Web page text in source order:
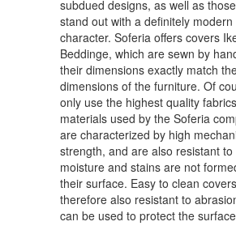
SPORT
ELEKTRONIKA, RTV,
ART. DLA
OGRÓD, ROŚLINY
CHEMIA
ART. SPOŻYWCZE
MATERIAŁY
subdued designs, as well as
stand out with a definitely modern
character. Soferia offers covers
Beddinge, which are sewn by
their dimensions exactly match
dimensions of the furniture. Of
only use the highest quality
materials used by the Soferia
are characterized by high
strength, and are also resistant to
moisture and stains are not
their surface. Easy to clean
therefore also resistant to
can be used to protect the